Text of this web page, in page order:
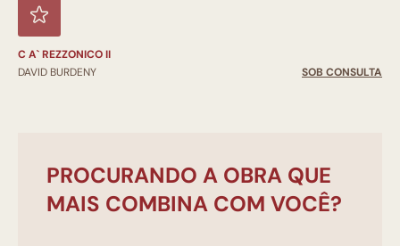
C A` REZZONICO II
DAVID BURDENY
SOB CONSULTA
PROCURANDO A OBRA QUE
MAIS COMBINA COM VOCÊ?